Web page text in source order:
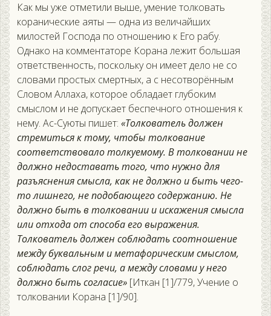
Как мы уже отметили выше, умение толковать
коранические аяты — одна из величайших
милостей Господа по отношению к Его рабу.
Однако на комментаторе Корана лежит большая
ответственность, поскольку он имеет дело не со
словами простых смертных, а с несотворённым
Словом Аллаха, которое обладает глубоким
смыслом и не допускает беспечного отношения к
нему. Ас-Суюты пишет: «Толкователь должен
стремиться к тому, чтобы толкование
соответствовало толкуемому. В толковании не
должно недоставать того, что нужно для
разъяснения смысла, как не должно и быть чего-
то лишнего, не подобающего содержанию. Не
должно быть в толковании и искажения смысла
или отхода от способа его выражения.
Толкователь должен соблюдать соотношение
между буквальным и метафорическим смыслом,
соблюдать слог речи, а между словами у него
должно быть согласие» [Иткан [1]/779, Учение о
толковании Корана [1]/90].